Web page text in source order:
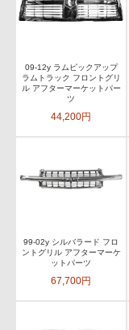
09-12y ラムピックアップ
ラムトラック フロントグリ
ル アフターマーケットパー
ツ
44,200円
99-02y シルバラード フロ
ントグリル アフターマーケ
ットパーツ
67,700円